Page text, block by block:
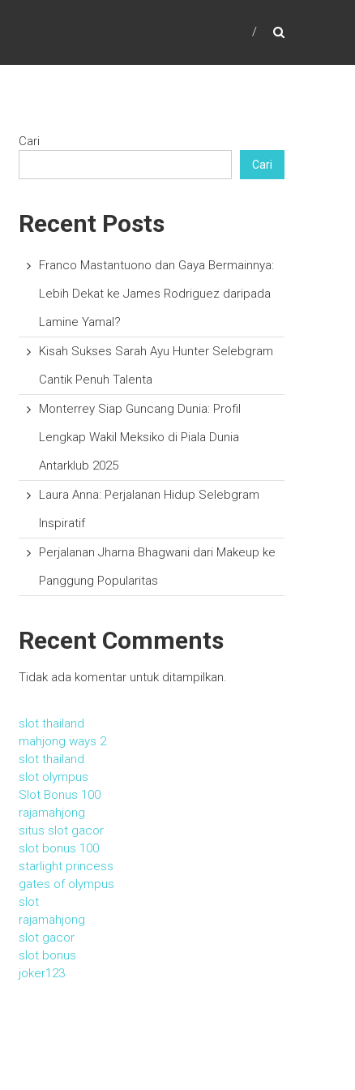
Cari
Cari
Recent Posts
Franco Mastantuono dan Gaya Bermainnya:
Lebih Dekat ke James Rodriguez daripada
Lamine Yamal?
Kisah Sukses Sarah Ayu Hunter Selebgram
Cantik Penuh Talenta
Monterrey Siap Guncang Dunia: Profil
Lengkap Wakil Meksiko di Piala Dunia
Antarklub 2025
Laura Anna: Perjalanan Hidup Selebgram
Inspiratif
Perjalanan Jharna Bhagwani dari Makeup ke
Panggung Popularitas
Recent Comments
Tidak ada komentar untuk ditampilkan.
slot thailand
mahjong ways 2
slot thailand
slot olympus
Slot Bonus 100
rajamahjong
situs slot gacor
slot bonus 100
starlight princess
gates of olympus
slot
rajamahjong
slot gacor
slot bonus
joker123